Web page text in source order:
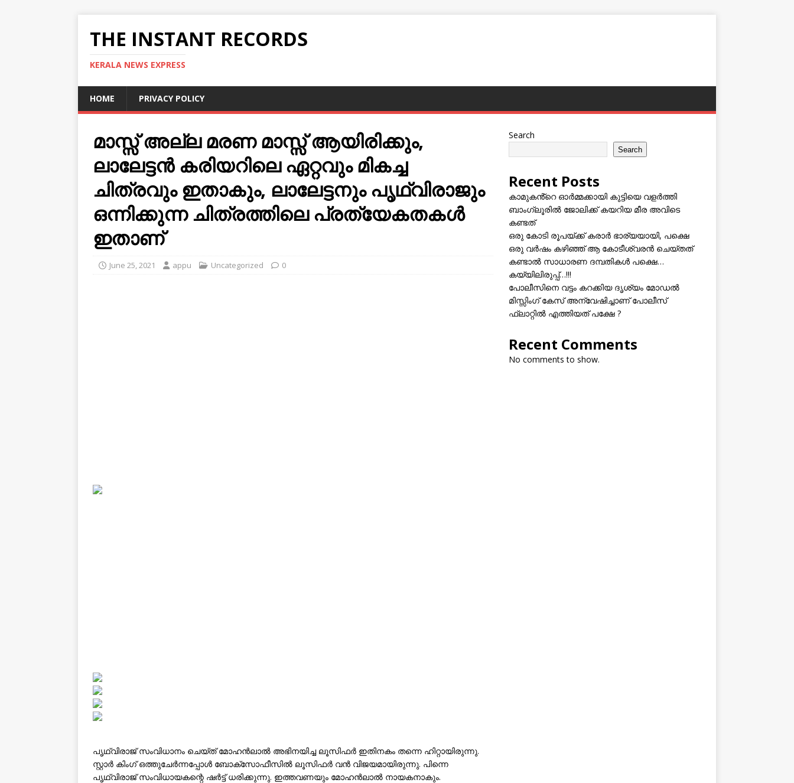
THE INSTANT RECORDS
KERALA NEWS EXPRESS
HOME PRIVACY POLICY
മാസ്സ് അല്ല മരണ മാസ്സ് ആയിരിക്കും,
ലാലേട്ടന്‍ കരിയറിലെ ഏറ്റവും മികച്ച
ചിത്രവും ഇതാകും, ലാലേട്ടനും പൃഥ്വിരാജും
ഒന്നിക്കുന്ന ചിത്രത്തിലെ പ്രത്യേകതകള്‍
ഇതാണ്
June 25, 2021 appu Uncategorized 0
പൃഥ്വിരാജ് സംവിധാനം ചെയ്ത് മോഹൻലാൽ അഭിനയിച്ച ലൂസിഫർ ഇതിനകം തന്നെ ഹിറ്റായിരുന്നു.
സ്റ്റാർ കിംഗ് ഒത്തുചേർന്നപ്പോൾ ബോക്‌സോഫീസിൽ ലൂസിഫർ വൻ വിജയമായിരുന്നു. പിന്നെ
പൃഥ്വിരാജ് സംവിധായകന്റെ ഷർട്ട് ധരിക്കുന്നു. ഇത്തവണയും മോഹൻലാൽ നായകനാകും.
Search
Search
Recent Posts
കാമുകൻ്റെ ഓർമ്മക്കായി കുട്ടിയെ വളർത്തി
ബാംഗ്ലൂരിൽ ജോലിക്ക് കയറിയ മീര അവിടെ
കണ്ടത്
ഒരു കോടി രൂപയ്ക്ക് കരാർ ഭാര്യയായി, പക്ഷെ
ഒരു വർഷം കഴിഞ്ഞ് ആ കോടീശ്വരൻ ചെയ്തത്
കണ്ടാൽ സാധാരണ ദമ്പതികൾ പക്ഷെ…
കയ്യിലിരുപ്പ്…!!!
പോലീസിനെ വട്ടം കറക്കിയ ദൃശ്യം മോഡല്‍
മിസ്സിംഗ് കേസ് അന്വേഷിച്ചാണ് പോലീസ്
ഫ്ലാറ്റിൽ എത്തിയത് പക്ഷേ ?
Recent Comments
No comments to show.